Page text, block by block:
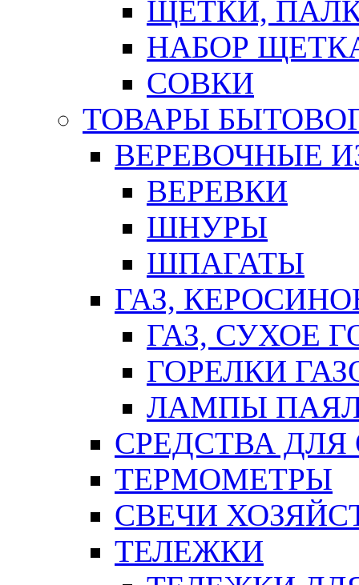
ЩЕТКИ,
НАБОР
СОВКИ
ТОВАРЫ
ВЕРЕВОЧНЫЕ
ВЕРЕВКИ
ШНУРЫ
ШПАГАТЫ
ГАЗ,
ГАЗ, СУХОЕ
ГОРЕЛКИ
ЛАМПЫ
СРЕДСТВА
ТЕРМОМЕТРЫ
СВЕЧИ
ТЕЛЕЖКИ